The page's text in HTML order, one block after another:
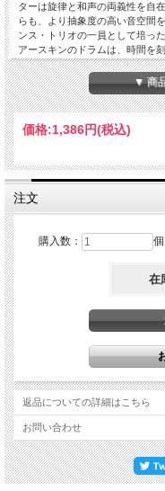
ターは旋律と和声の両義性を自
らも、より抽象度の高い音空間
ンス・トリオの一員として培っ
アースキンのドラムは、時間を
体を柔らかく支配してます。選
しかしここで聴けるのは再現で
らぎ、間の取り方、響きの重な
訳している。録音は極めてナチ
離感と残響が丁寧に捉えられて
浮かび上がるのも大きな魅力で
6.Prelude 7.Solar 8.Four On
Marc Johnson(b) Peter
▼ 商
価格:1,386円(税込)
注文
購入数： 個
在
返品についての詳細はこちら
お問い合わせ